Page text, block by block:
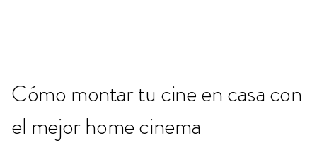
Cómo montar tu cine en casa con
el mejor home cinema